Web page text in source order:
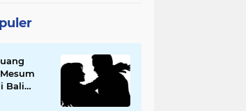
Bali
dan